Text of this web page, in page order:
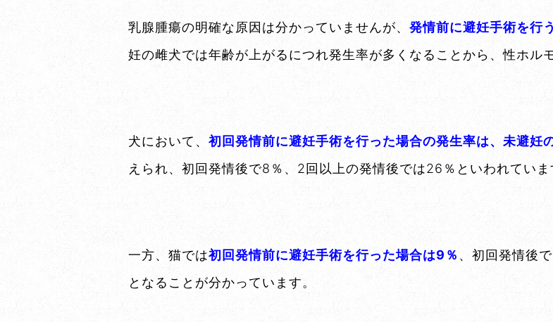
乳腺腫瘍の明確な原因は分かっていませんが、 発情前に避妊手術を行
妊の雌犬では年齢が上がるにつれ発生率が多くなることから、性ホル
犬において、 初回発情前に避妊手術を行った場合の発生率は、未避妊
えられ、初回発情後で8％、2回以上の発情後では26％といわれていま
一方、猫では初回発情前に避妊手術を行った場合は9％ 、初回発情後
となることが分かっています。